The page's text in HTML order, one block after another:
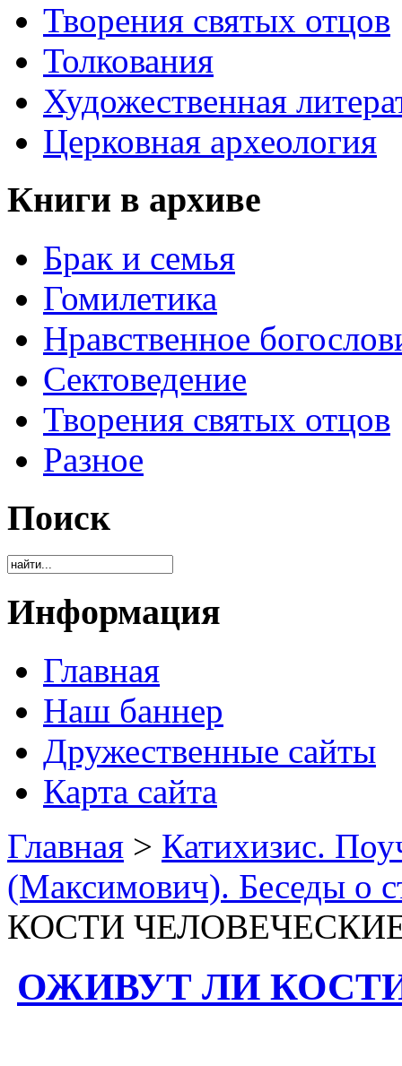
Творения святых отцов
Толкования
Художественная
Церковная археология
Книги в архиве
Брак и семья
Гомилетика
Нравственное
Сектоведение
Творения святых отцов
Разное
Поиск
Информация
Главная
Наш баннер
Дружественные сайты
Карта сайта
Главная > Катихизис.
(Максимович). Беседы о
КОСТИ
ОЖИВУТ ЛИ